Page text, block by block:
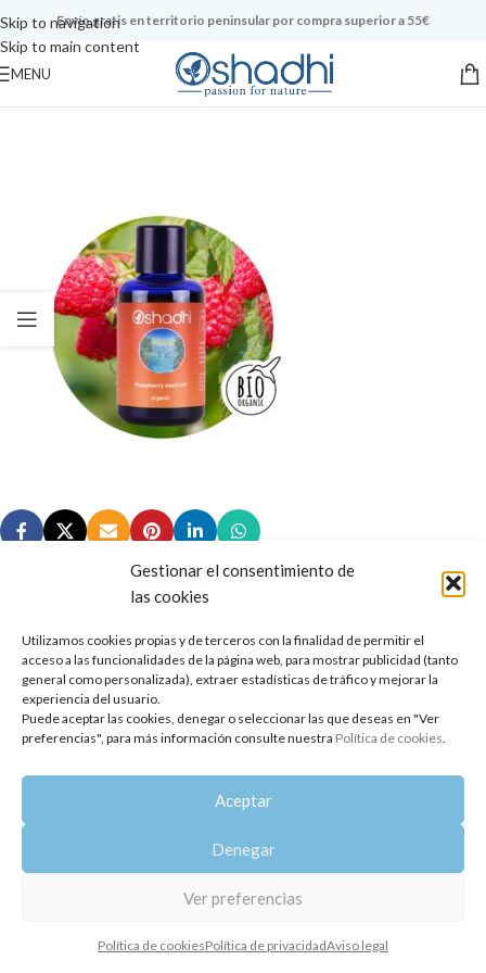
Gestionar el consentimiento de
las cookies
Utilizamos cookies propias y de terceros con la finalidad de permitir el
acceso a las funcionalidades de la página web, para mostrar publicidad (tanto
general como personalizada), extraer estadísticas de tráfico y mejorar la
experiencia del usuario.
Puede aceptar las cookies, denegar o seleccionar las que deseas en "Ver
preferencias", para más información consulte nuestra Política de cookies.
Aceptar
Denegar
Ver preferencias
Política de cookiesPolítica de privacidadAviso legal
Skip to navigation
Skip to main content
Envío gratis en territorio peninsular por compra superior a 55€
MENU
Copyright 2014-2025 Oshadhi España
Todos los derechos reservados.
Política de privacidad | Aviso legal | Política de cookies